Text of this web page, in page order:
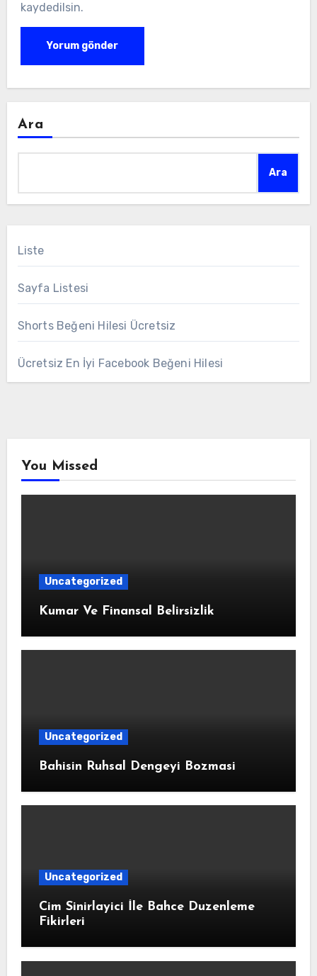
kaydedilsin.
Ara
Ara
Liste
Sayfa Listesi
Shorts Beğeni Hilesi Ücretsiz
Ücretsiz En İyi Facebook Beğeni Hilesi
You Missed
Uncategorized
Kumar Ve Finansal Belirsizlik
Uncategorized
Bahisin Ruhsal Dengeyi Bozmasi
Uncategorized
Cim Sinirlayici İle Bahce Duzenleme
Fikirleri